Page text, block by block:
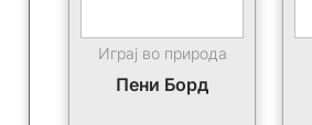
Играј во природа
Пени Борд